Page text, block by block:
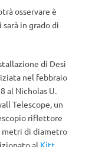
osservare è
in grado di
di Desi
nel febbraio
al Nicholas U.
Telescope, un
riflettore
metri di diametro
al Kitt